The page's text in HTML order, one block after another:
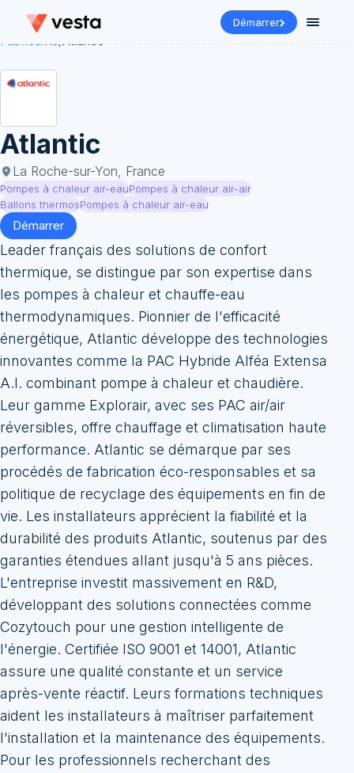
Démarrer
Fabricants/Atlantic
Atlantic
La Roche-sur-Yon, France
Pompes à chaleur air-eauPompes à chaleur air-air
Ballons thermosPompes à chaleur air-eau
Démarrer
Leader français des solutions de confort
thermique, se distingue par son expertise dans
les pompes à chaleur et chauffe-eau
thermodynamiques. Pionnier de l'efficacité
énergétique, Atlantic développe des technologies
innovantes comme la PAC Hybride Alféa Extensa
A.I. combinant pompe à chaleur et chaudière.
Leur gamme Explorair, avec ses PAC air/air
réversibles, offre chauffage et climatisation haute
performance. Atlantic se démarque par ses
procédés de fabrication éco-responsables et sa
politique de recyclage des équipements en fin de
vie. Les installateurs apprécient la fiabilité et la
durabilité des produits Atlantic, soutenus par des
garanties étendues allant jusqu'à 5 ans pièces.
L'entreprise investit massivement en R&D,
développant des solutions connectées comme
Cozytouch pour une gestion intelligente de
l'énergie. Certifiée ISO 9001 et 14001, Atlantic
assure une qualité constante et un service
après-vente réactif. Leurs formations techniques
aident les installateurs à maîtriser parfaitement
l'installation et la maintenance des équipements.
Pour les professionnels recherchant des